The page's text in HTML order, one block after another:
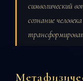
символический
сознание